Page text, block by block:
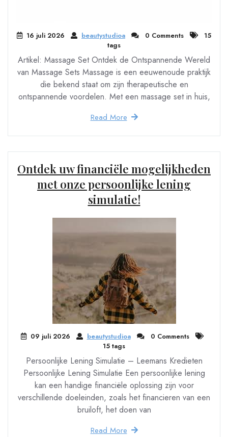
16 juli 2026 beautystudioa 0 Comments
15
tags
Artikel: Massage Set Ontdek de Ontspannende Wereld
van Massage Sets Massage is een eeuwenoude praktijk
die bekend staat om zijn therapeutische en
ontspannende voordelen. Met een massage set in huis,
Read More
Ontdek uw financiële mogelijkheden
met onze persoonlijke lening
simulatie!
09 juli 2026 beautystudioa
0 Comments
15 tags
Persoonlijke Lening Simulatie – Leemans Kredieten
Persoonlijke Lening Simulatie Een persoonlijke lening
kan een handige financiële oplossing zijn voor
verschillende doeleinden, zoals het financieren van een
bruiloft, het doen van
Read More